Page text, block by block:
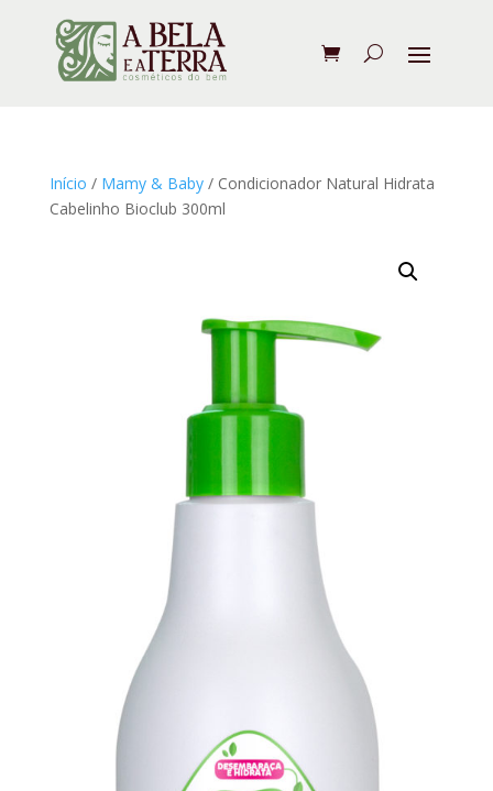
Início / Mamy & Baby/ Condicionador Natural Hidrata
Cabelinho Bioclub 300ml